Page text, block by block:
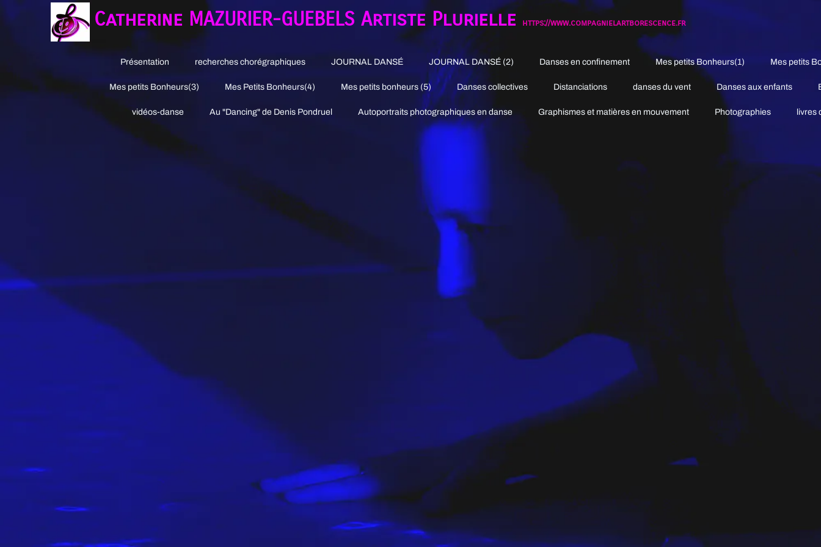
Catherine MAZURIER-GUEBELS Artiste Plurielle https://www.compagnielartborescence.fr
Présentation recherches chorégraphiques JOURNAL DANSÉ JOURNAL DANSÉ (2) Danses en confinement Mes petits Bonheurs(1) Mes petits
Mes petits Bonheurs(3) Mes Petits Bonheurs(4) Mes petits bonheurs (5) Danses collectives Distanciations danses du vent Danses aux enfants
vidéos-danse Au "Dancing" de Denis Pondruel Autoportraits photographiques en danse Graphismes et matières en mouvement Photographies livres